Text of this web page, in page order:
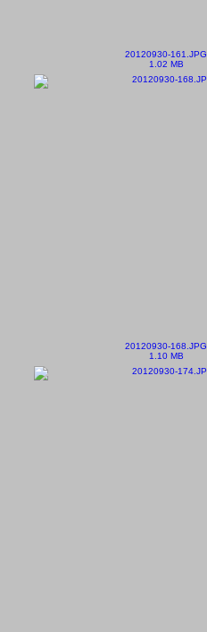
20120930-161.JPG
1.02 MB
20120930-168.JPG
1.10 MB